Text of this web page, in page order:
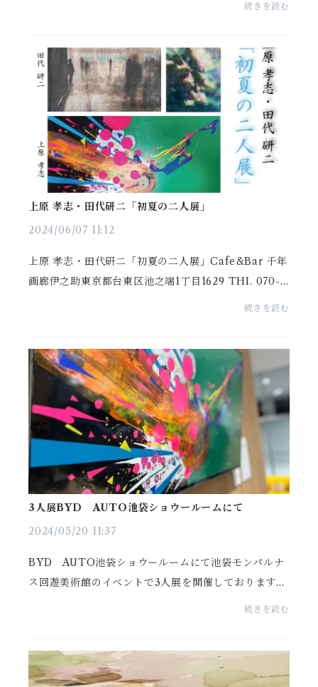
続きを読む
上原 孝志・田代研二「初夏の二人展」
2024/06/07 11:12
上原 孝志・田代研二「初夏の二人展」Cafe&Bar 千年
画廊伊之助東京都台東区池之端1丁目1629 THI. 070-4
345-1510 東京メトロ 根津駅2番出口から徒歩約8分会
続きを読む
3人展BYD AUTO池袋ショウールームにて
2024/05/20 11:37
BYD AUTO池袋ショウールームにて池袋モンパルナ
ス回遊美術館のイベントで3人展を開催しております。
5/16～6/5 11：00～18：00 火曜日定休・上原孝
続きを読む